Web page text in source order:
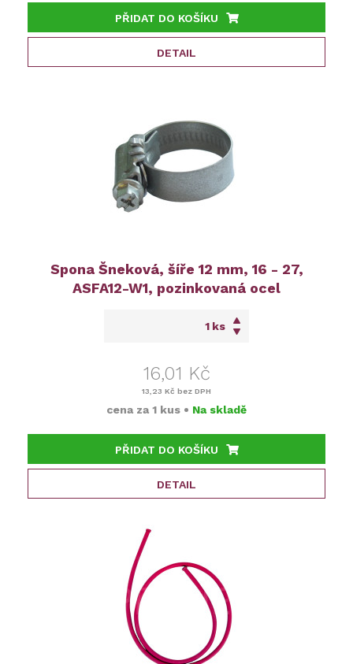
PŘIDAT DO KOŠÍKU
DETAIL
Spona Šneková, šíře 12 mm, 16 - 27,
ASFA12-W1, pozinkovaná ocel
ks
16,01 Kč
13,23 Kč bez DPH
cena za 1 kus • Na skladě
PŘIDAT DO KOŠÍKU
DETAIL